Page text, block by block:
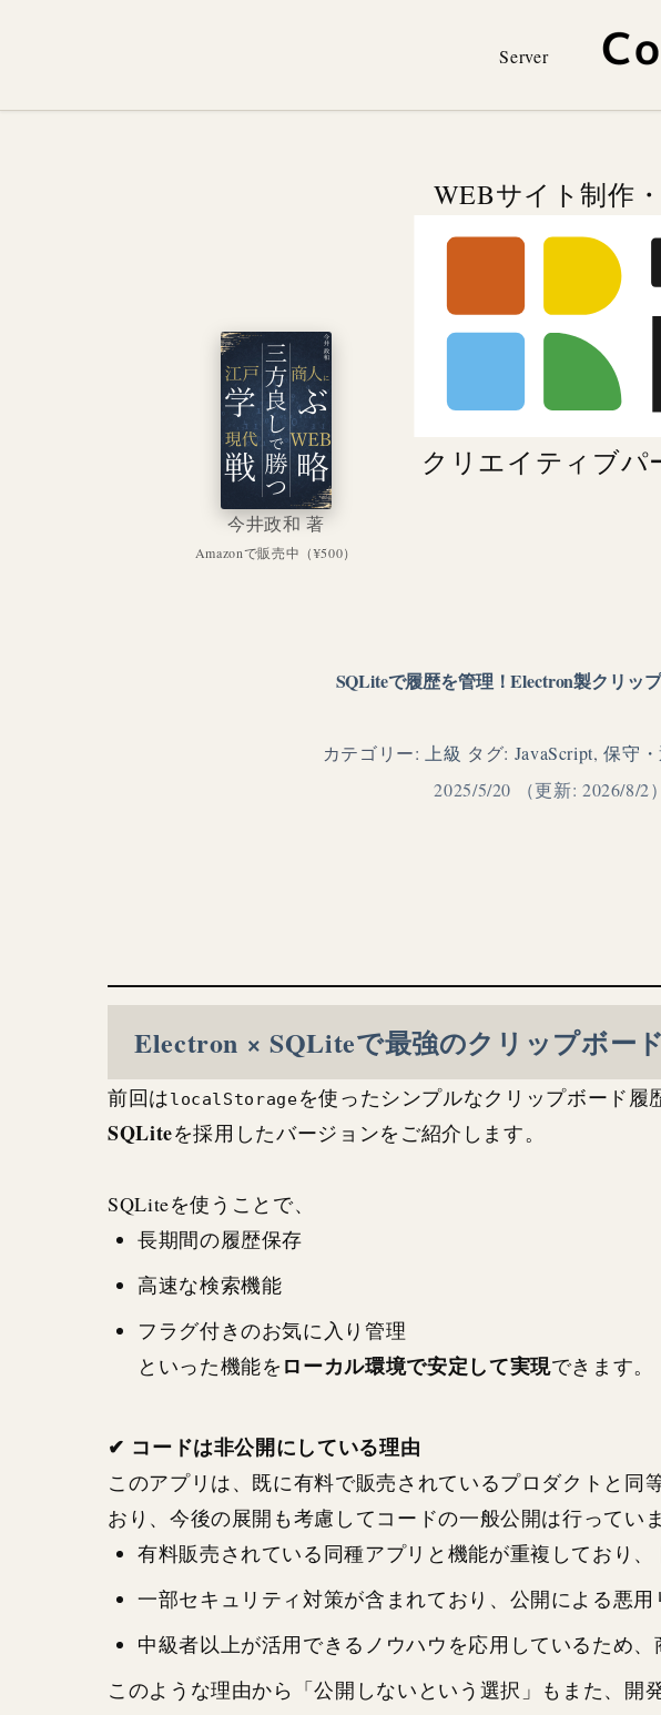
Server
今井政和 著
Amazonで販売中（¥500）
WEBサイト制作
クリエイティブパ
SQLiteで履歴を管理！Electron製クリッ
カテゴリー: 上級 タグ: JavaScript,保守
2025/5/20
（更新: 2026/8/2）
Electron × SQLiteで最強のクリップボー
前回はlocalStorageを使ったシンプルなクリップボード
SQLiteを採用したバージョンをご紹介します。
SQLiteを使うことで、
長期間の履歴保存
高速な検索機能
フラグ付きのお気に入り管理
といった機能を ローカル環境で安定して実現できます。
✔ コードは非公開にしている理由
このアプリは、既に有料で販売されているプロダクトと同
おり、今後の展開も考慮してコードの一般公開は行っていま
有料販売されている同種アプリと機能が重複しており
一部セキュリティ対策が含まれており、公開による悪用
中級者以上が活用できるノウハウを応用しているため
このような理由から「公開しないという選択」もまた、開